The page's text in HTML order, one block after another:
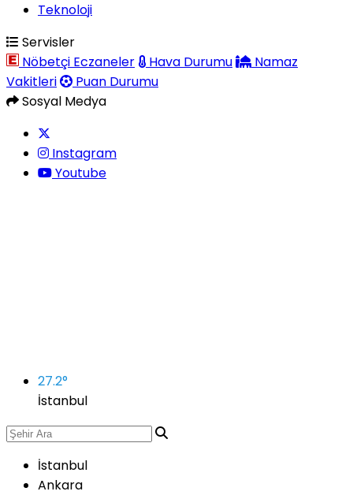
Teknoloji
Servisler
Nöbetçi Eczaneler
Hava Durumu
Namaz
Vakitleri
Puan Durumu
Sosyal Medya
Instagram
Youtube
27.2°
İstanbul
İstanbul
Ankara